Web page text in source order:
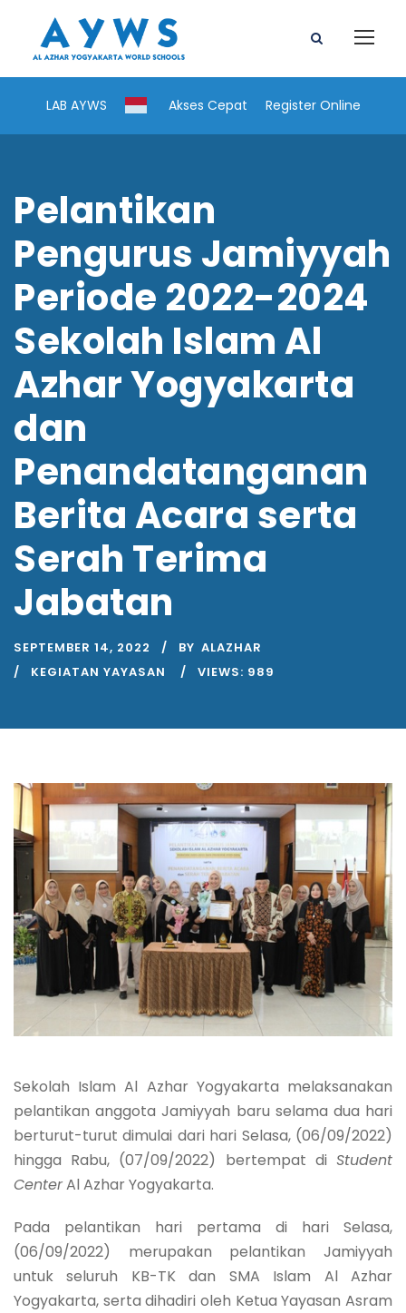
LAB AYWS Akses Cepat Register Online
Pelantikan
Pengurus Jamiyyah
Periode 2022-2024
Sekolah Islam Al
Azhar Yogyakarta
dan
Penandatanganan
Berita Acara serta
Serah Terima
Jabatan
SEPTEMBER 14, 2022 BY ALAZHAR
KEGIATAN YAYASAN
VIEWS: 989
Sekolah Islam Al Azhar Yogyakarta melaksanakan
pelantikan anggota Jamiyyah baru selama dua hari
berturut-turut dimulai dari hari Selasa, (06/09/2022)
hingga Rabu, (07/09/2022) bertempat di Student
CenterAl Azhar Yogyakarta.
Pada pelantikan hari pertama di hari Selasa,
(06/09/2022) merupakan pelantikan Jamiyyah
untuk seluruh KB-TK dan SMA Islam Al Azhar
Yogyakarta, serta dihadiri oleh Ketua Yayasan Asram